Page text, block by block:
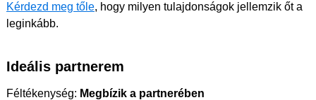
Kérdezd meg tőle, hogy milyen tulajdonságok jellemzik őt a
leginkább.
Ideális partnerem
Féltékenység: Megbízik a partnerében